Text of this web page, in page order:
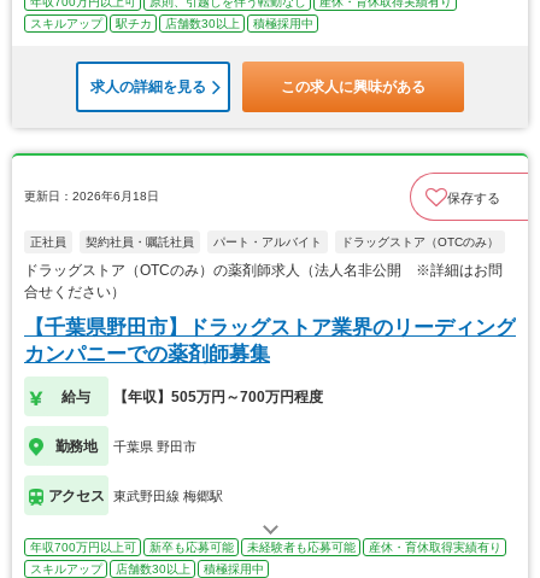
スキルアップ
駅チカ 店舗数30以上 積極採用中
求人の詳細を見る この求人に興味がある
更新日：2026年6月18日 保存する
正社員 契約社員・嘱託社員 パート・アルバイト ドラッグストア（OTCのみ）
ドラッグストア（OTCのみ）の薬剤師求人（法人名非公開 ※詳細はお問
合せください）
【千葉県野田市】ドラッグストア業界のリーディング
カンパニーでの薬剤師募集
給与 【年収】505万円～700万円程度
勤務地 千葉県 野田市
アクセス 東武野田線 梅郷駅
年収700万円以上可 新卒も応募可能 未経験者も応募可能
産休・育休取得実績有り
スキルアップ
店舗数30以上 積極採用中